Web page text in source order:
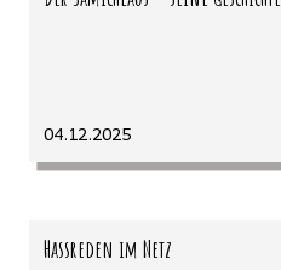
04.12.2025
Hassreden im Netz